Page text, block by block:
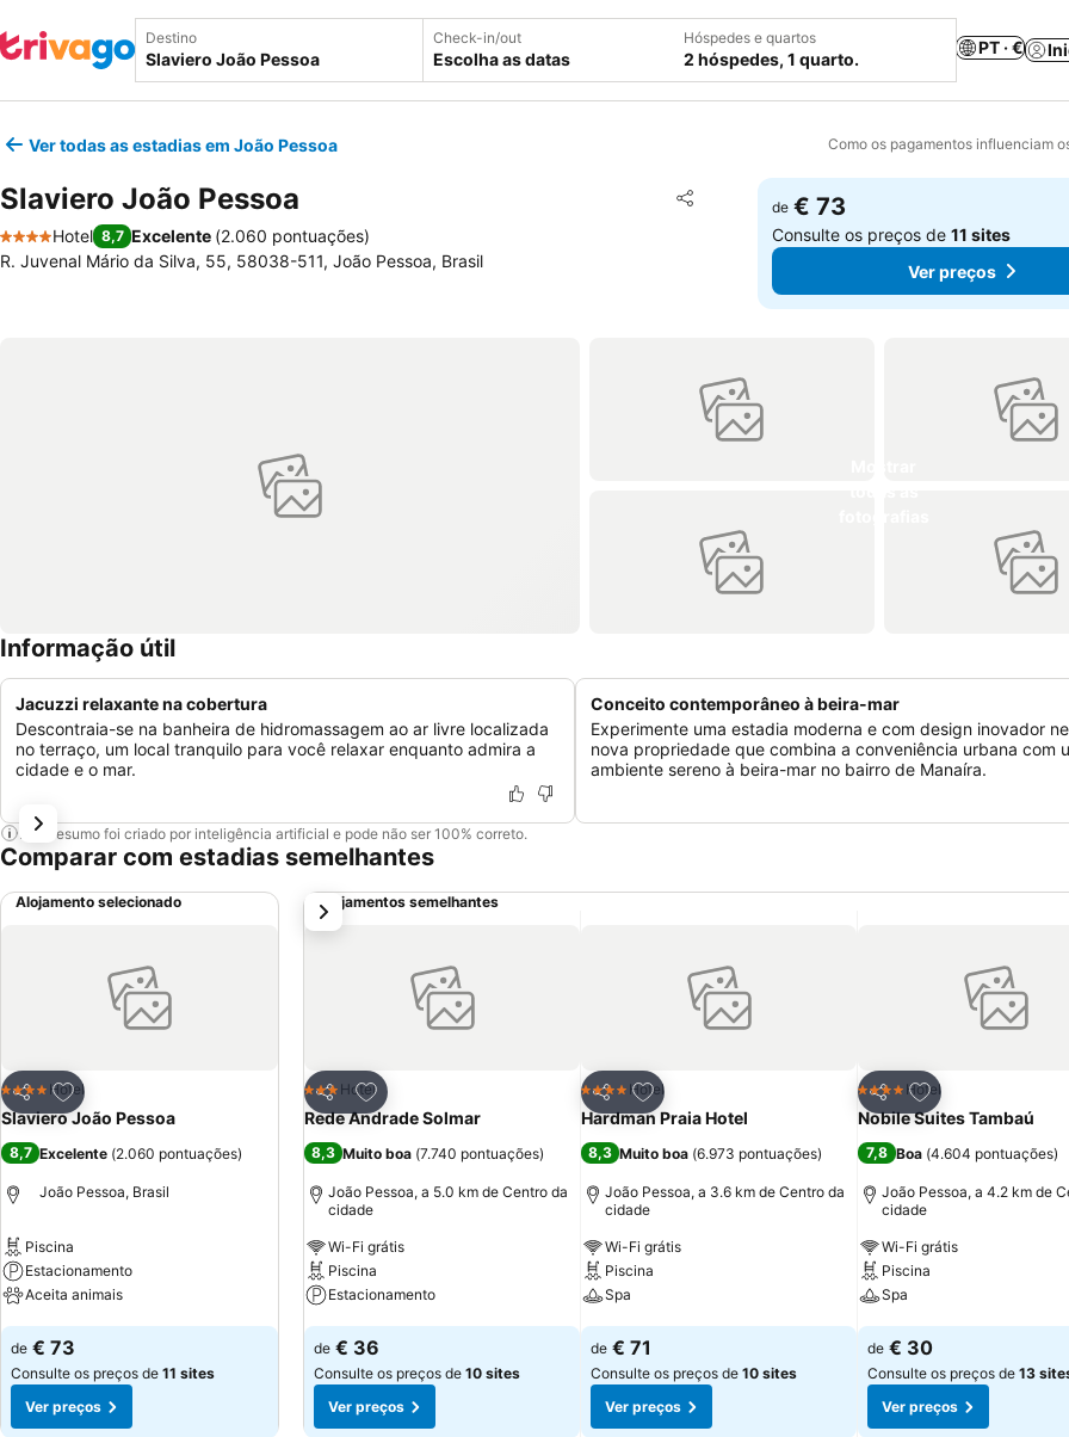
Destino Check-in/out
Escolha as datas
Hóspedes e quartos
2 hóspedes, 1 quarto.
PT · €
Ver todas as estadias em João Pessoa Como os pagamentos influenciam
Slaviero João Pessoa Partilhar
Adicionar aos favoritos
4 Estrelas
Hotel 8,7 Excelente (2.060 pontuações)
R. Juvenal Mário da Silva, 55, 58038-511, João Pessoa, Brasil
de € 73
Consulte os preços de11 sites
Ver preços
Informação útil
Jacuzzi relaxante na cobertura
Descontraia-se na banheira de hidromassagem ao ar livre localizada
no terraço, um local tranquilo para você relaxar enquanto admira a
cidade e o mar.
Conceito contemporâneo à beira-mar
Experimente uma estadia moderna e com design inovador
nova propriedade que combina a conveniência urbana com
ambiente sereno à beira-mar no bairro de Manaíra.
Este resumo foi criado por inteligência artificial e pode não ser 100% correto.
Comparar com estadias semelhantes
Alojamento selecionado
Partilhar
Adicionar aos favoritos
4 EstrelasHotel
Slaviero João Pessoa
8,7 Excelente (2.060 pontuações)
João Pessoa, Brasil
Piscina
Estacionamento
Aceita animais
Ver preços
de € 73
Consulte os preços de 11 sites
Ver preços
Alojamentos semelhantes
Partilhar
Adicionar aos favoritos
3 Estrelas
Hotel
Rede Andrade Solmar
8,3 Muito boa (7.740 pontuações)
João Pessoa, a 5.0 km de Centro da
cidade
Wi-Fi grátis
Piscina
Estacionamento
Ver preços
de € 36
Consulte os preços de 10 sites
Ver preços
Partilhar
Adicionar aos favoritos
4 EstrelasHotel
Hardman Praia Hotel
8,3 Muito boa (6.973 pontuações)
João Pessoa, a 3.6 km de Centro da
cidade
Wi-Fi grátis
Piscina
Spa
Ver preços
de € 71
Consulte os preços de 10 sites
Ver preços
Partilhar
Adicionar aos
4 EstrelasHotel
Nobile Suites Tambaú
7,8 Boa (4.604 pontuações)
João Pessoa, a 4.2 km de
cidade
Wi-Fi grátis
Piscina
Spa
Ver preços
de € 30
Consulte os preços de 13
Ver preços
próximo